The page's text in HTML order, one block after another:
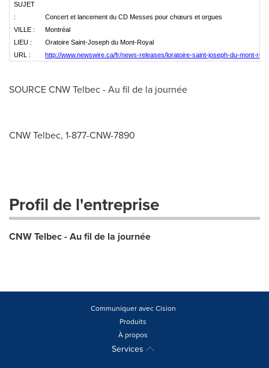
SUJET
:
Concert et lancement du CD Messes pour chœurs et orgues
VILLE :
Montréal
LIEU :
Oratoire Saint-Joseph du Mont-Royal
URL :
http://www.newswire.ca/fr/news-releases/loratoire-saint-joseph-du-mont-
SOURCE CNW Telbec - Au fil de la journée
CNW Telbec, 1-877-CNW-7890
Profil de l'entreprise
CNW Telbec - Au fil de la journée
Communiquer avec Cision
Produits
À propos
Services